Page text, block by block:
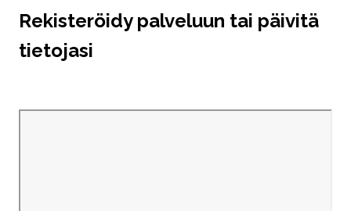
Rekisteröidy palveluun tai päivitä
tietojasi